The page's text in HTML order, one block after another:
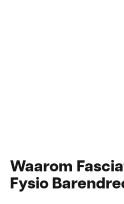
Waarom
Fysio